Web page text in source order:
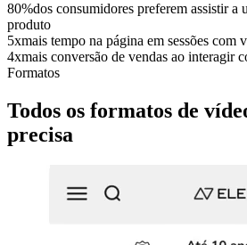
80%dos consumidores preferem assistir a
produto
5xmais tempo na página em sessões com
4xmais conversão de vendas ao interagir
Formatos
Todos os formatos de
precisa